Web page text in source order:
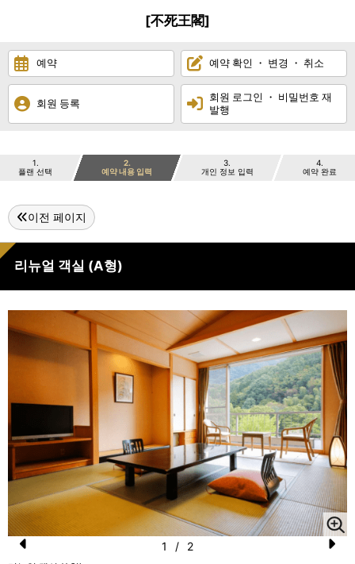
[不死王閣]
예약 예약 확인 ・ 변경 ・ 취소
회원 등록
회원 로그인 ・ 비밀번호 재
발행
1
플랜 선택
2
예약 내용 입력
3
개인 정보 입력
4
예약 완료
이전 페이지
리뉴얼 객실 (A형)
1 / 2